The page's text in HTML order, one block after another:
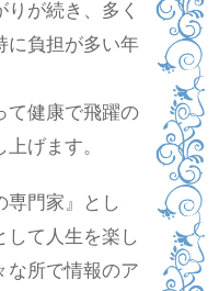
りが続き、多く
に負担が多い年
て健康で飛躍の
げます。
専門家』とし
して人生を楽し
な所で情報のア